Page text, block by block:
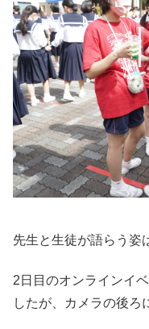
先生と生徒が語らう姿
2日目のオンラインイ
したが、カメラの後ろ